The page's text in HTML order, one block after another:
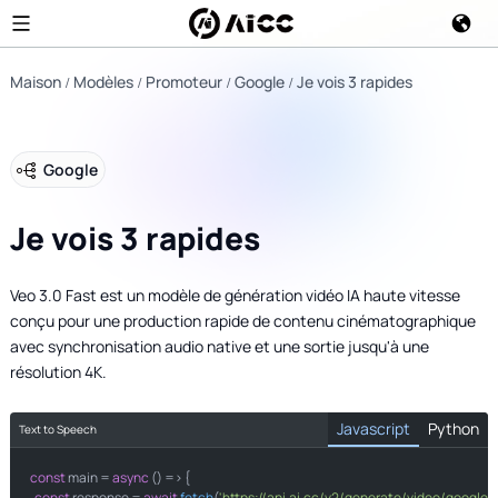
Maison Modèles Promoteur Google Je vois 3 rapides
Google
Je vois 3 rapides
Veo 3.0 Fast est un modèle de génération vidéo IA haute vitesse
conçu pour une production rapide de contenu cinématographique
avec synchronisation audio native et une sortie jusqu'à une
résolution 4K.
Text to Speech Javascript Python
const main = async () => {
import requests